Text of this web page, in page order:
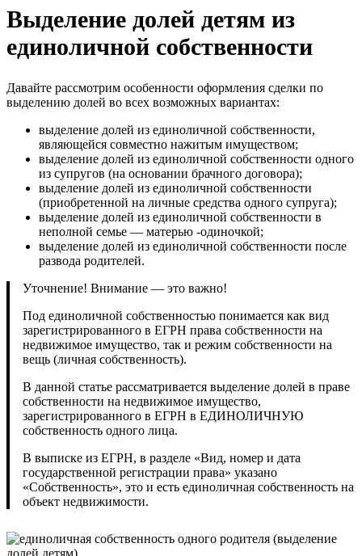
Выделение долей детям из
единоличной собственности
Давайте рассмотрим особенности оформления сделки по
выделению долей во всех возможных вариантах:
выделение долей из единоличной собственности,
являющейся совместно нажитым имуществом;
выделение долей из единоличной собственности одного
из супругов (на основании брачного договора);
выделение долей из единоличной собственности
(приобретенной на личные средства одного супруга);
выделение долей из единоличной собственности в
неполной семье — матерью -одиночкой;
выделение долей из единоличной собственности после
развода родителей.
Уточнение! Внимание — это важно!
Под единоличной собственностью понимается как вид
зарегистрированного в ЕГРН права собственности на
недвижимое имущество, так и режим собственности на
вещь (личная собственность).
В данной статье рассматривается выделение долей в праве
собственности на недвижимое имущество,
зарегистрированного в ЕГРН в ЕДИНОЛИЧНУЮ
собственность одного лица.
В выписке из ЕГРН, в разделе «Вид, номер и дата
государственной регистрации права» указано
«Собственность», это и есть единоличная собственность на
объект недвижимости.